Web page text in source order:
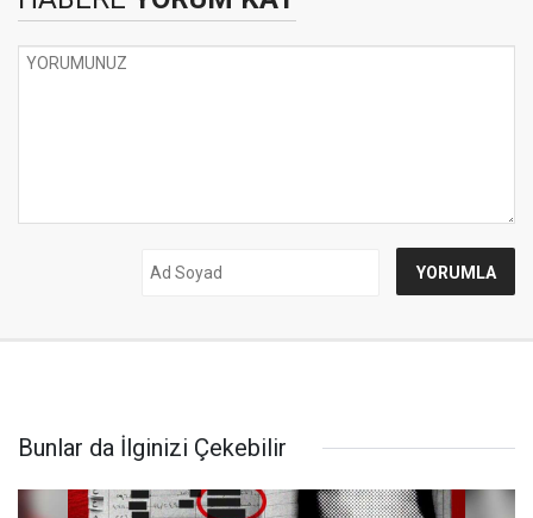
Bunlar da İlginizi Çekebilir